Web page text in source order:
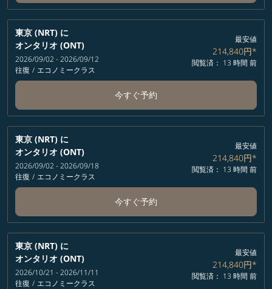
東京 (NRT) に
オンタリオ (ONT)
2026/09/02 - 2026/09/12
往復 / エコノミークラス
最安値
214,840円*
閲覧済： 13 時間 前
今すぐ予約
東京 (NRT) に
オンタリオ (ONT)
2026/09/02 - 2026/09/18
往復 / エコノミークラス
最安値
214,840円*
閲覧済： 13 時間 前
今すぐ予約
東京 (NRT) に
オンタリオ (ONT)
2026/10/21 - 2026/11/11
往復 / エコノミークラス
最安値
214,840円*
閲覧済： 13 時間 前